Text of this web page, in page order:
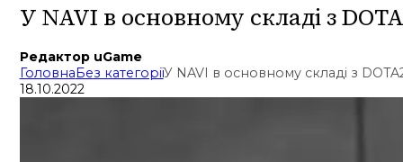
У NAVI в основному складі з
Редактор uGame
ГоловнаБез категоріїУ NAVI в основному складі з
18.10.2022